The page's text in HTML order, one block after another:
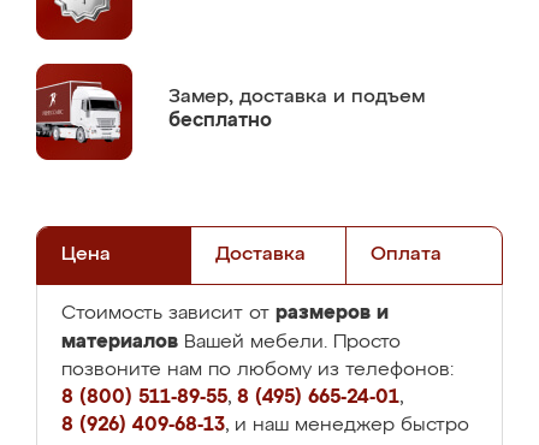
Замер, доставка и подъем
бесплатно
Цена Доставка Оплата
Стоимость зависит от размеров и
материалов Вашей мебели. Просто
позвоните нам по любому из телефонов:
8 (800) 511-89-55, 8 (495) 665-24-01,
8 (926) 409-68-13, и наш менеджер быстро